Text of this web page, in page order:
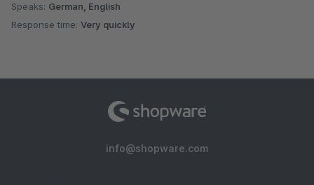
Speaks: German, English
Response time: Very quickly
info@shopware.com